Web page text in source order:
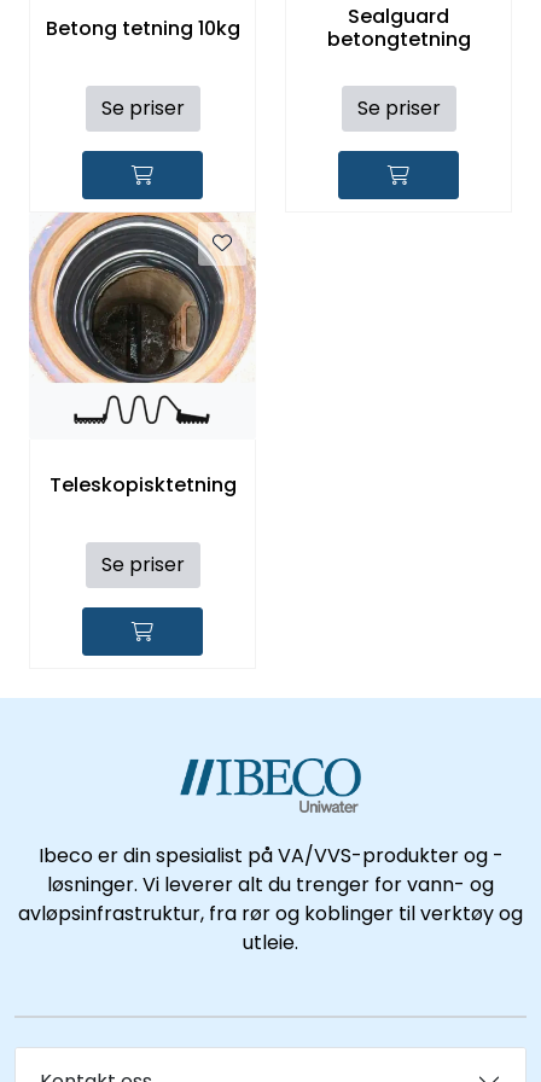
Betong tetning 10kg
Se priser
Sealguard
betongtetning
Se priser
Teleskopisktetning
Se priser
Ibeco er din spesialist på VA/VVS-produkter og -
løsninger. Vi leverer alt du trenger for vann- og
avløpsinfrastruktur, fra rør og koblinger til verktøy og
utleie.
Kataloger